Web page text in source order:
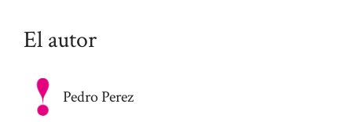
El autor
Pedro Perez